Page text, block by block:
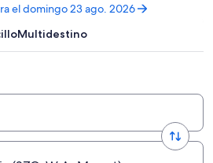
el domingo 23 ago. 2026
Multidestino